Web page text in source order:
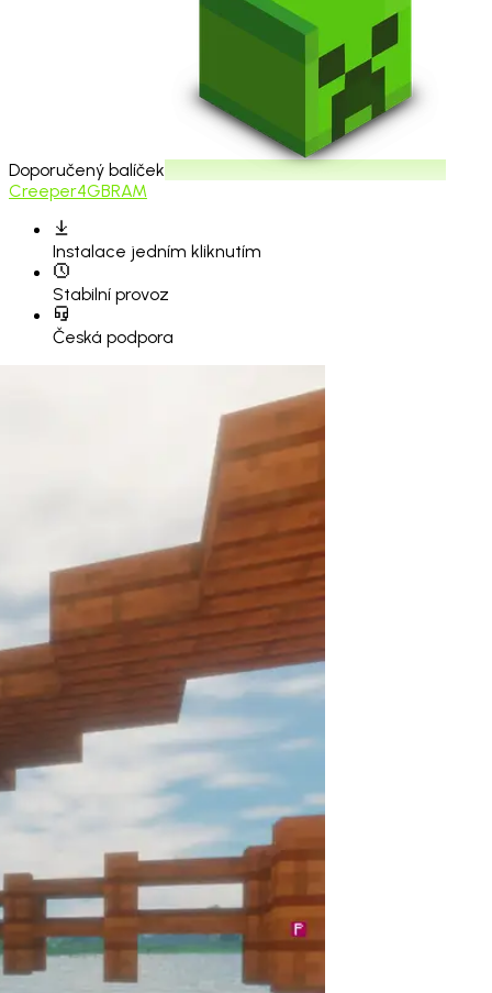
Doporučený balíček
Creeper4GBRAM
Instalace jedním kliknutím
Stabilní provoz
Česká podpora